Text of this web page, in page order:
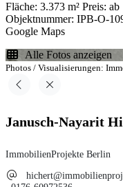
Fläche: 3.373 m² Preis: ab
Objektnummer: IPB-O-
Google Maps
Alle Fotos anzeigen
Photos / Visualisierungen:
Janusch-Nayarit
ImmobilienProjekte Berlin